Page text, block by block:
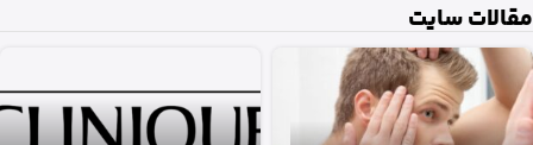
مقالات سایت